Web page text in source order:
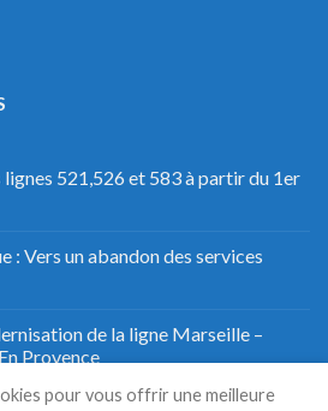
lignes 521,526 et 583 à partir du 1er
: Vers un abandon des services
de la ligne Marseille –
Provence
pour vous offrir une meilleure